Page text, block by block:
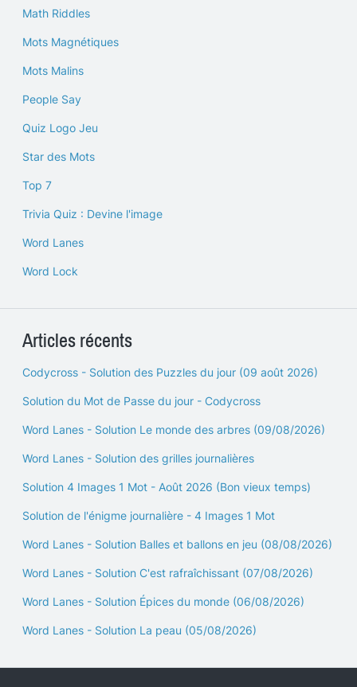
Math Riddles
Mots Magnétiques
Mots Malins
People Say
Quiz Logo Jeu
Star des Mots
Top 7
Trivia Quiz : Devine l'image
Word Lanes
Word Lock
Articles récents
Codycross - Solution des Puzzles du jour (09 août 2026)
Solution du Mot de Passe du jour - Codycross
Word Lanes - Solution Le monde des arbres (09/08/2026)
Word Lanes - Solution des grilles journalières
Solution 4 Images 1 Mot - Août 2026 (Bon vieux temps)
Solution de l'énigme journalière - 4 Images 1 Mot
Word Lanes - Solution Balles et ballons en jeu (08/08/2026)
Word Lanes - Solution C'est rafraîchissant (07/08/2026)
Word Lanes - Solution Épices du monde (06/08/2026)
Word Lanes - Solution La peau (05/08/2026)